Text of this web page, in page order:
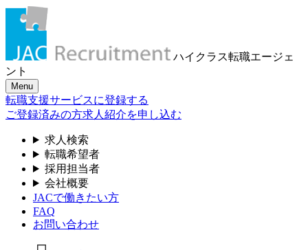
ハイクラス転職エージェ
ント
Menu
転職支援サービスに登録する
ご登録済みの方求人紹介を申し込む
求人検索
転職希望者
採用担当者
会社概要
JACで働きたい方
FAQ
お問い合わせ